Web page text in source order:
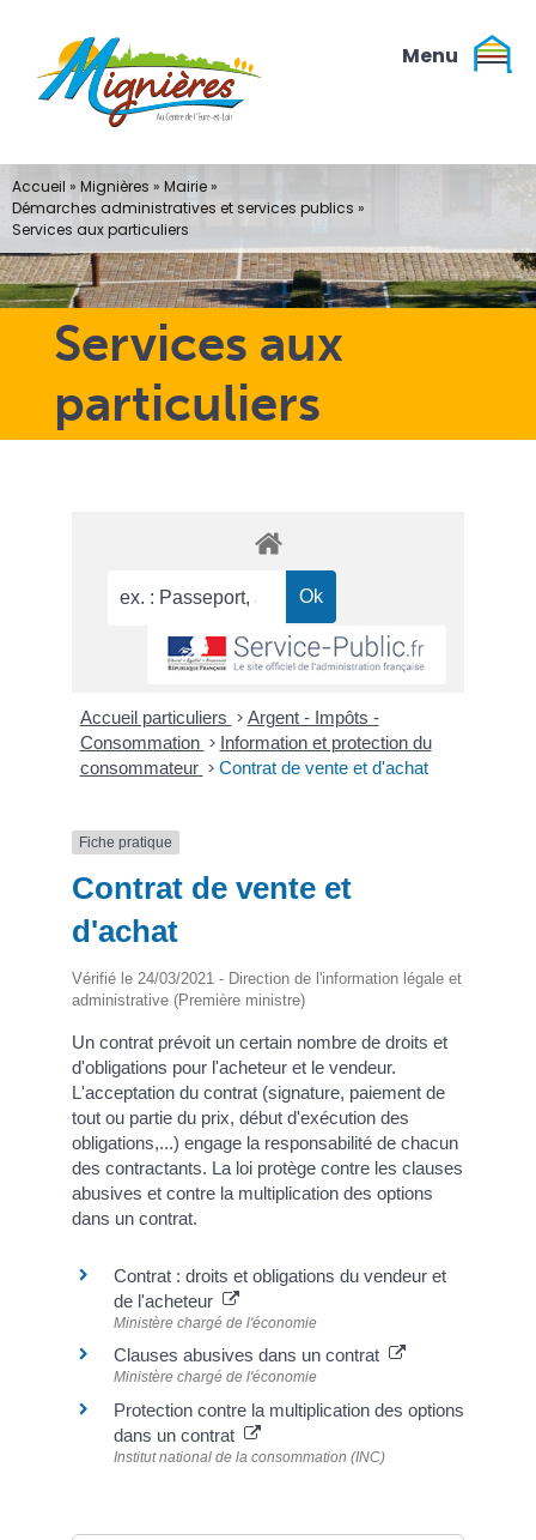
contenu
Services aux
particuliers
Accueil » Mignières » Mairie»
Démarches administratives et services publics »
Services aux particuliers
Accueil particuliers > Argent - Impôts -
Consommation > Information et protection du
consommateur > Contrat de vente et d'achat
Fiche pratique
Contrat de vente et
d'achat
Vérifié le 24/03/2021 - Direction de l'information légale et
administrative (Première ministre)
Un contrat prévoit un certain nombre de droits et
d'obligations pour l'acheteur et le vendeur.
L'acceptation du contrat (signature, paiement de
tout ou partie du prix, début d'exécution des
obligations,...) engage la responsabilité de chacun
des contractants. La loi protège contre les clauses
abusives et contre la multiplication des options
dans un contrat.
Contrat : droits et obligations du vendeur et
de l'acheteur
Ministère chargé de l'économie
Clauses abusives dans un contrat
Ministère chargé de l'économie
Protection contre la multiplication des options
dans un contrat
Institut national de la consommation (INC)